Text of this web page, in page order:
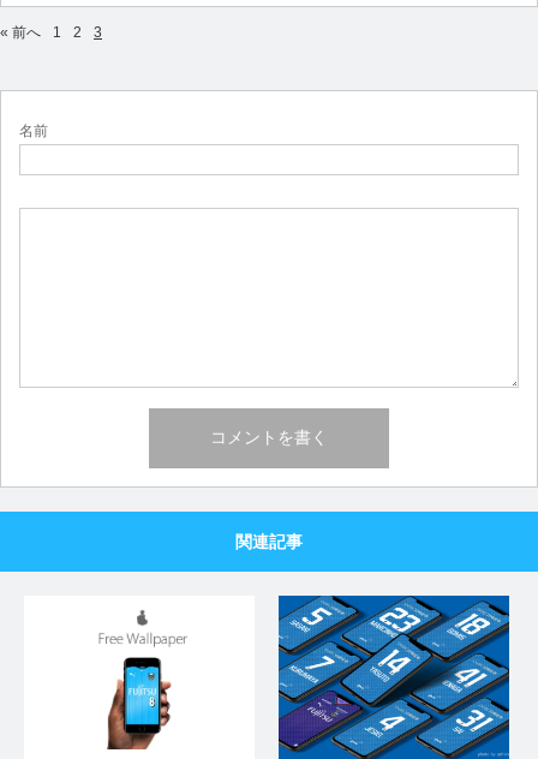
« 前へ 1 2 3
名前
関連記事